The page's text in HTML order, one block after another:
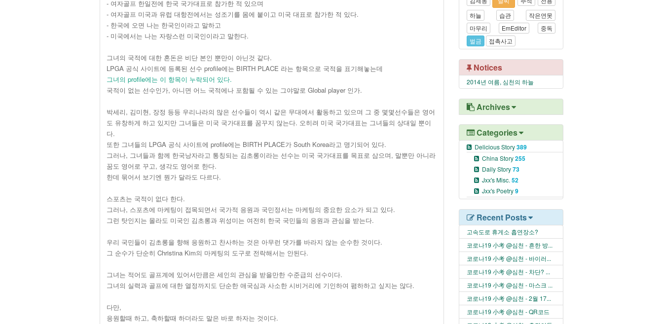
- 여자골프 한일전에 한국 국가대표로 참가한 적 있으며
- 여자골프 미국과 유럽 대항전에서는 성조기를 몸에 붙이고 미국 대표로 참가한 적 있다.
- 한국에 오면 나는 한국인이라고 말하고
- 미국에서는 나는 자랑스런 미국인이라고 말한다.
그녀의 국적에 대한 혼돈은 비단 본인 뿐만이 아닌것 같다.
LPGA 공식 사이트에 등록된 선수 profile에는 BIRTH PLACE 라는 항목으로 국적을 표기해놓는데
그녀의 profile에는 이 항목이 누락되어 있다.
국적이 없는 선수인가, 아니면 어느 국적에나 포함될 수 있는 그야말로 Global player 인가.
박세리, 김미현, 장정 등등 우리나라의 많은 선수들이 역시 같은 무대에서 활동하고 있으며 그 중 몇몇선수들은 영어
도 유창하게 하고 있지만 그녀들은 미국 국가대표를 꿈꾸지 않는다. 오히려 미국 국가대표는 그녀들의 상대일 뿐이
다.
또한 그녀들의 LPGA 공식 사이트에 profile에는 BIRTH PLACE가 South Korea라고 명기되어 있다.
그러나, 그녀들과 함께 한국낭자라고 통칭되는 김초롱이라는 선수는 미국 국가대표를 목표로 삼으며, 말뿐만 아니라
꿈도 영어로 꾸고, 생각도 영어로 한다.
한데 묶어서 보기엔 뭔가 달라도 다르다.
스포츠는 국적이 없다 한다.
그러나, 스포츠에 마케팅이 접목되면서 국가적 응원과 국민정서는 마케팅의 중요한 요소가 되고 있다.
그런 탓인지는 몰라도 미국인 김초롱과 위성미는 여전히 한국 국민들의 응원과 관심을 받는다.
우리 국민들이 김초롱을 향해 응원하고 찬사하는 것은 아무런 댓가를 바라지 않는 순수한 것이다.
그 순수가 단순히 Christina Kim의 마케팅의 도구로 전락해서는 안된다.
그녀는 적어도 골프계에 있어서만큼은 세인의 관심을 받을만한 수준급의 선수이다.
그녀의 실력과 골프에 대한 열정까지도 단순한 애국심과 사소한 시비거리에 기인하여 폄하하고 싶지는 않다.
다만,
응원할때 하고, 축하할때 하더라도 말은 바로 하자는 것이다.
하늘
습관
작은연못
마무리
EmEditor
중독
벌금
접촉사고
Notices
2014년 여름, 심천의 하늘
Archives
Categories
Delicious Story389
China Story255
Daily Story73
Jxx's Misc. 52
Jxx's Poetry9
Recent Posts
고속도로 휴게소 흡연장소?
코로나19 小考 @심천 - 흔한 방...
코로나19 小考 @심천 - 바이러...
코로나19 小考 @심천 - 차단? ...
코로나19 小考 @심천 - 마스크 ...
코로나19 小考 @심천 - 2월 17...
코로나19 小考 @심천 - QR코드